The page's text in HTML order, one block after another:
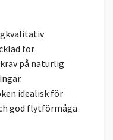
för
på naturlig
idealisk för
god flytförmåga